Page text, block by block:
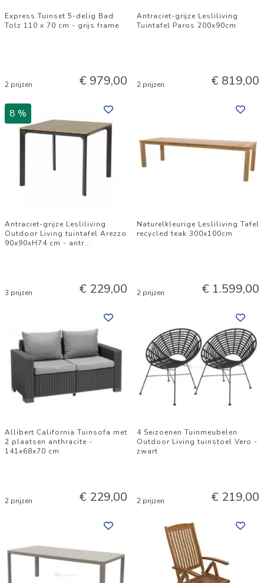
Express Tuinset 5-delig Bad
Tolz 110 x 70 cm - grijs frame
2 prijzen € 979,00
Antraciet-grijze Lesliliving
Tuintafel Paros 200x90cm
2 prijzen € 819,00
8 %
Antraciet-grijze Lesliliving
Outdoor Living tuintafel Arezzo
90x90xH74 cm - antr...
3 prijzen € 229,00
Naturelkleurige Lesliliving Tafel
recycled teak 300x100cm
2 prijzen € 1.599,00
Allibert California Tuinsofa met
2 plaatsen anthracite -
141x68x70 cm
2 prijzen € 229,00
4 Seizoenen Tuinmeubelen
Outdoor Living tuinstoel Vero -
zwart
2 prijzen € 219,00